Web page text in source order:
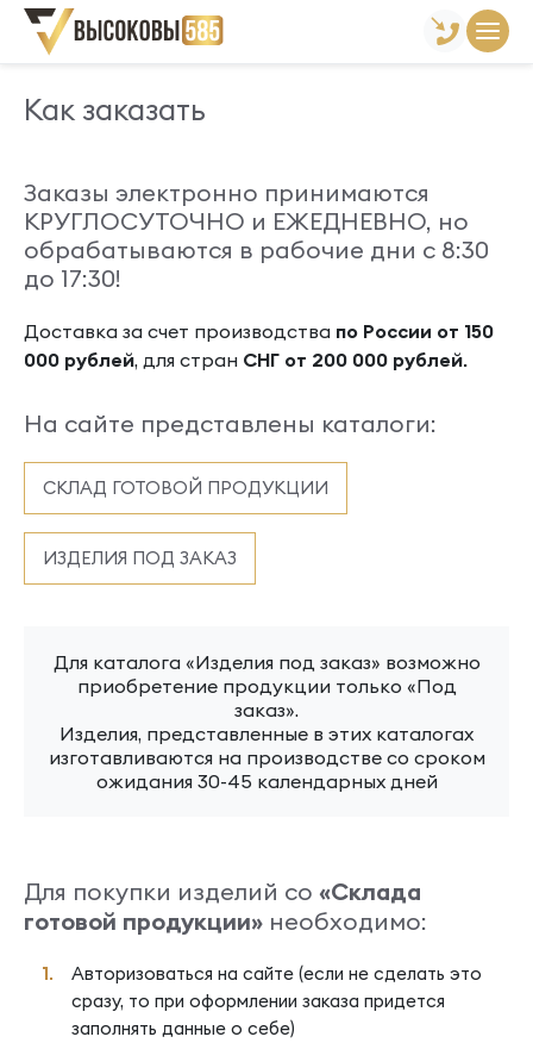
Главная Как заказать
Как заказать
Заказы электронно принимаются
КРУГЛОСУТОЧНО и ЕЖЕДНЕВНО, но
обрабатываются в рабочие дни с 8:30
до 17:30!
Доставка за счет производства по России от 150
000 рублей, для стран СНГ от 200 000 рублей.
На сайте представлены каталоги:
СКЛАД ГОТОВОЙ ПРОДУКЦИИ
ИЗДЕЛИЯ ПОД ЗАКАЗ
Для каталога «Изделия под заказ» возможно
приобретение продукции только «Под
заказ».
Изделия, представленные в этих каталогах
изготавливаются на производстве со сроком
ожидания 30-45 календарных дней
Для покупки изделий со «Склада
готовой продукции» необходимо:
Авторизоваться на сайте (если не сделать это
сразу, то при оформлении заказа придется
заполнять данные о себе)